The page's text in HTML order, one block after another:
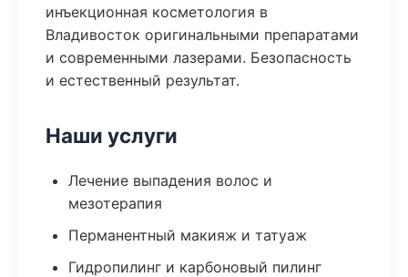
инъекционная косметология в
Владивосток оригинальными препаратами
и современными лазерами. Безопасность
и естественный результат.
Наши услуги
Лечение выпадения волос и
мезотерапия
Перманентный макияж и татуаж
Гидропилинг и карбоновый пилинг